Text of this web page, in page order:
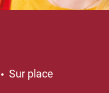
Sur place